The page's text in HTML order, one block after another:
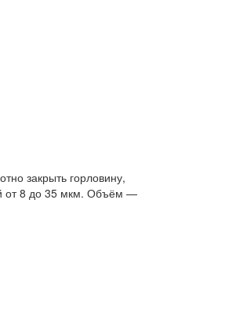
закрыть горловину,
от 8 до 35 мкм. Объём —